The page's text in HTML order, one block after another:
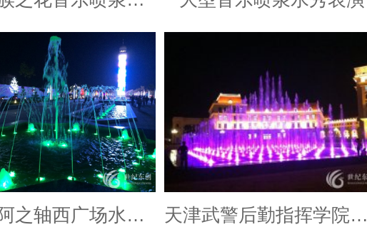
银川中阿之轴西广场水景喷泉工程 天津武警后勤指挥学院音乐喷泉工程